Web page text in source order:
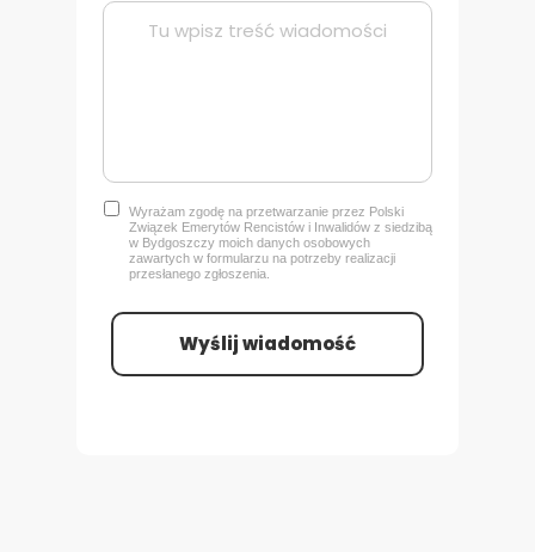
Wyrażam zgodę na przetwarzanie przez Polski
Związek Emerytów Rencistów i Inwalidów z siedzibą
w Bydgoszczy moich danych osobowych
zawartych w formularzu na potrzeby realizacji
przesłanego zgłoszenia.
Wyślij wiadomość